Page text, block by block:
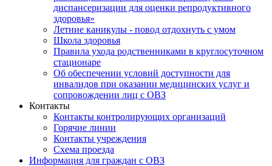
диспансеризации для оценки репродуктивного
здоровья»
Летние каникулы - повод отдохнуть с умом
Школа здоровья
Правила ухода родственниками в круглосуточном
стационаре
Об обеспечении условий доступности для
инвалидов при оказании медицинских услуг и
сопровождении лиц с ОВЗ
Контакты
Контакты контролирующих организаций
Горячие линии
Контакты учреждения
Схема проезда
Информация для граждан с ОВЗ